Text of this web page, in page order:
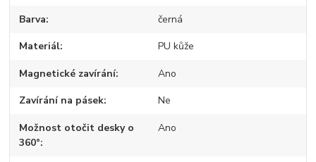
Barva černá
Materiál PU kůže
Magnetické zavírání Ano
Zavírání na pásek Ne
Možnost otočit desky o
360°
Ano